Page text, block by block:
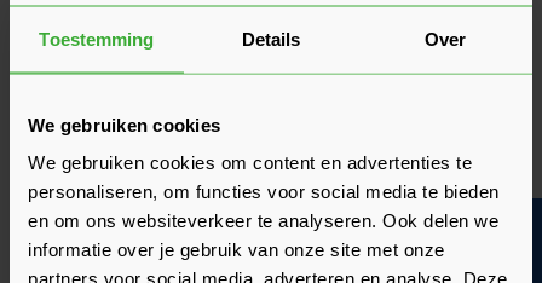
Toestemming Details Over
We gebruiken cookies
We gebruiken cookies om content en advertenties te
personaliseren, om functies voor social media te bieden
en om ons websiteverkeer te analyseren. Ook delen we
informatie over je gebruik van onze site met onze
partners voor social media, adverteren en analyse. Deze
U lees momenteel pagina
PaginaPaginaPaginaPagina
Het merk Skantrae